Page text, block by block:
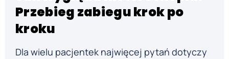
Przebieg zabiegu krok po
kroku
Dla wielu pacjentek najwięcej pytań dotyczy